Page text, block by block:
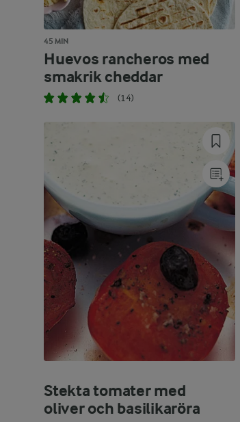
45 MIN
Huevos rancheros med
smakrik cheddar
(14)
Stekta tomater med
oliver och basilikaröra